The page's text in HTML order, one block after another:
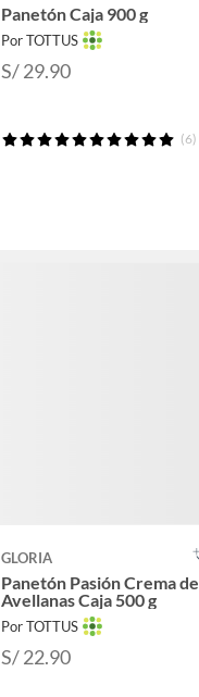
Panetón Caja 900 g
Por TOTTUS
S/ 29.90
(6)
GLORIA
Panetón Pasión Crema de
Avellanas Caja 500 g
Por TOTTUS
S/ 22.90